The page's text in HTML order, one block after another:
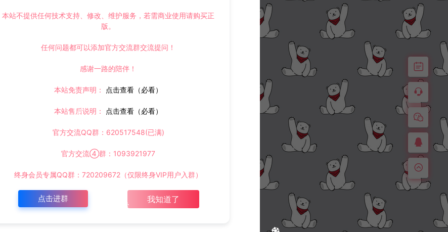
打赏 点赞 (
决！
不要用于商用！
31883/yxym/
复制本文链接
本站不提供任何技术支持、修改、维护服务，若需商业使用请购买正
版。
任何问题都可以添加官方交流群交流提问！
感谢一路的陪伴！
本站免责声明： 点击查看（必看）
本站售后说明： 点击查看（必看）
官方交流QQ群：620517548(已满)
官方交流④群：1093921977
终身会员专属QQ群：720209672（仅限终身VIP用户入群）
点击进群 我知道了